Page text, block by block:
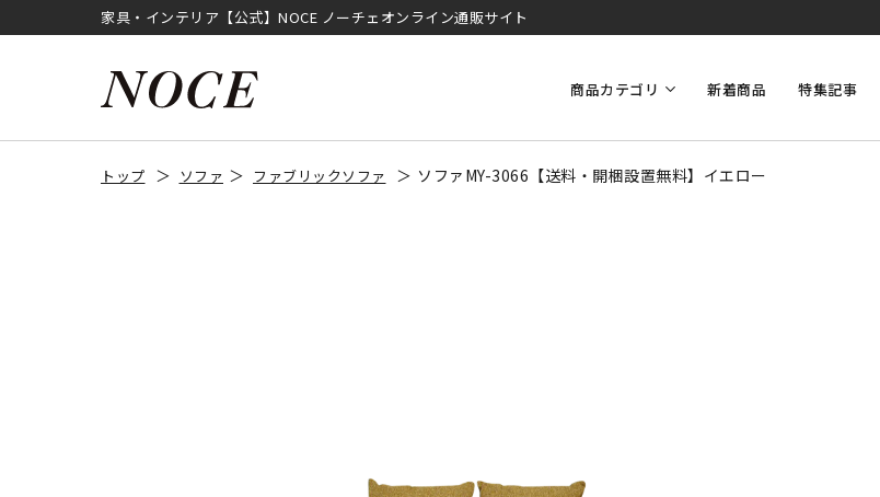
家具・インテリア【公式】NOCE ノーチェオンライン通販サイト
商品カテゴリ 新着商品 特集記事
トップ ソファ ファブリックソファ ソファMY-3066【送料・開梱設置無料】イエロー